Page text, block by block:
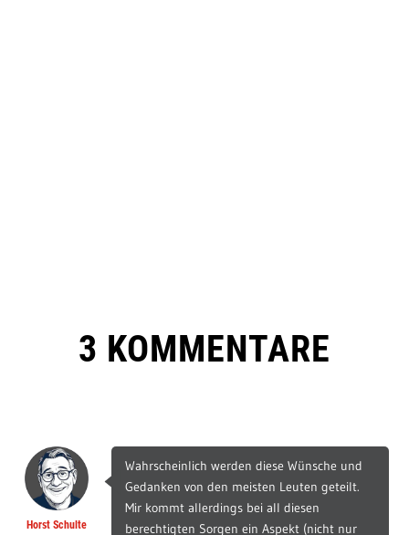
3 KOMMENTARE
Horst Schulte
Wahrscheinlich werden diese Wünsche und
Gedanken von den meisten Leuten geteilt.
Mir kommt allerdings bei all diesen
berechtigten Sorgen ein Aspekt (nicht nur